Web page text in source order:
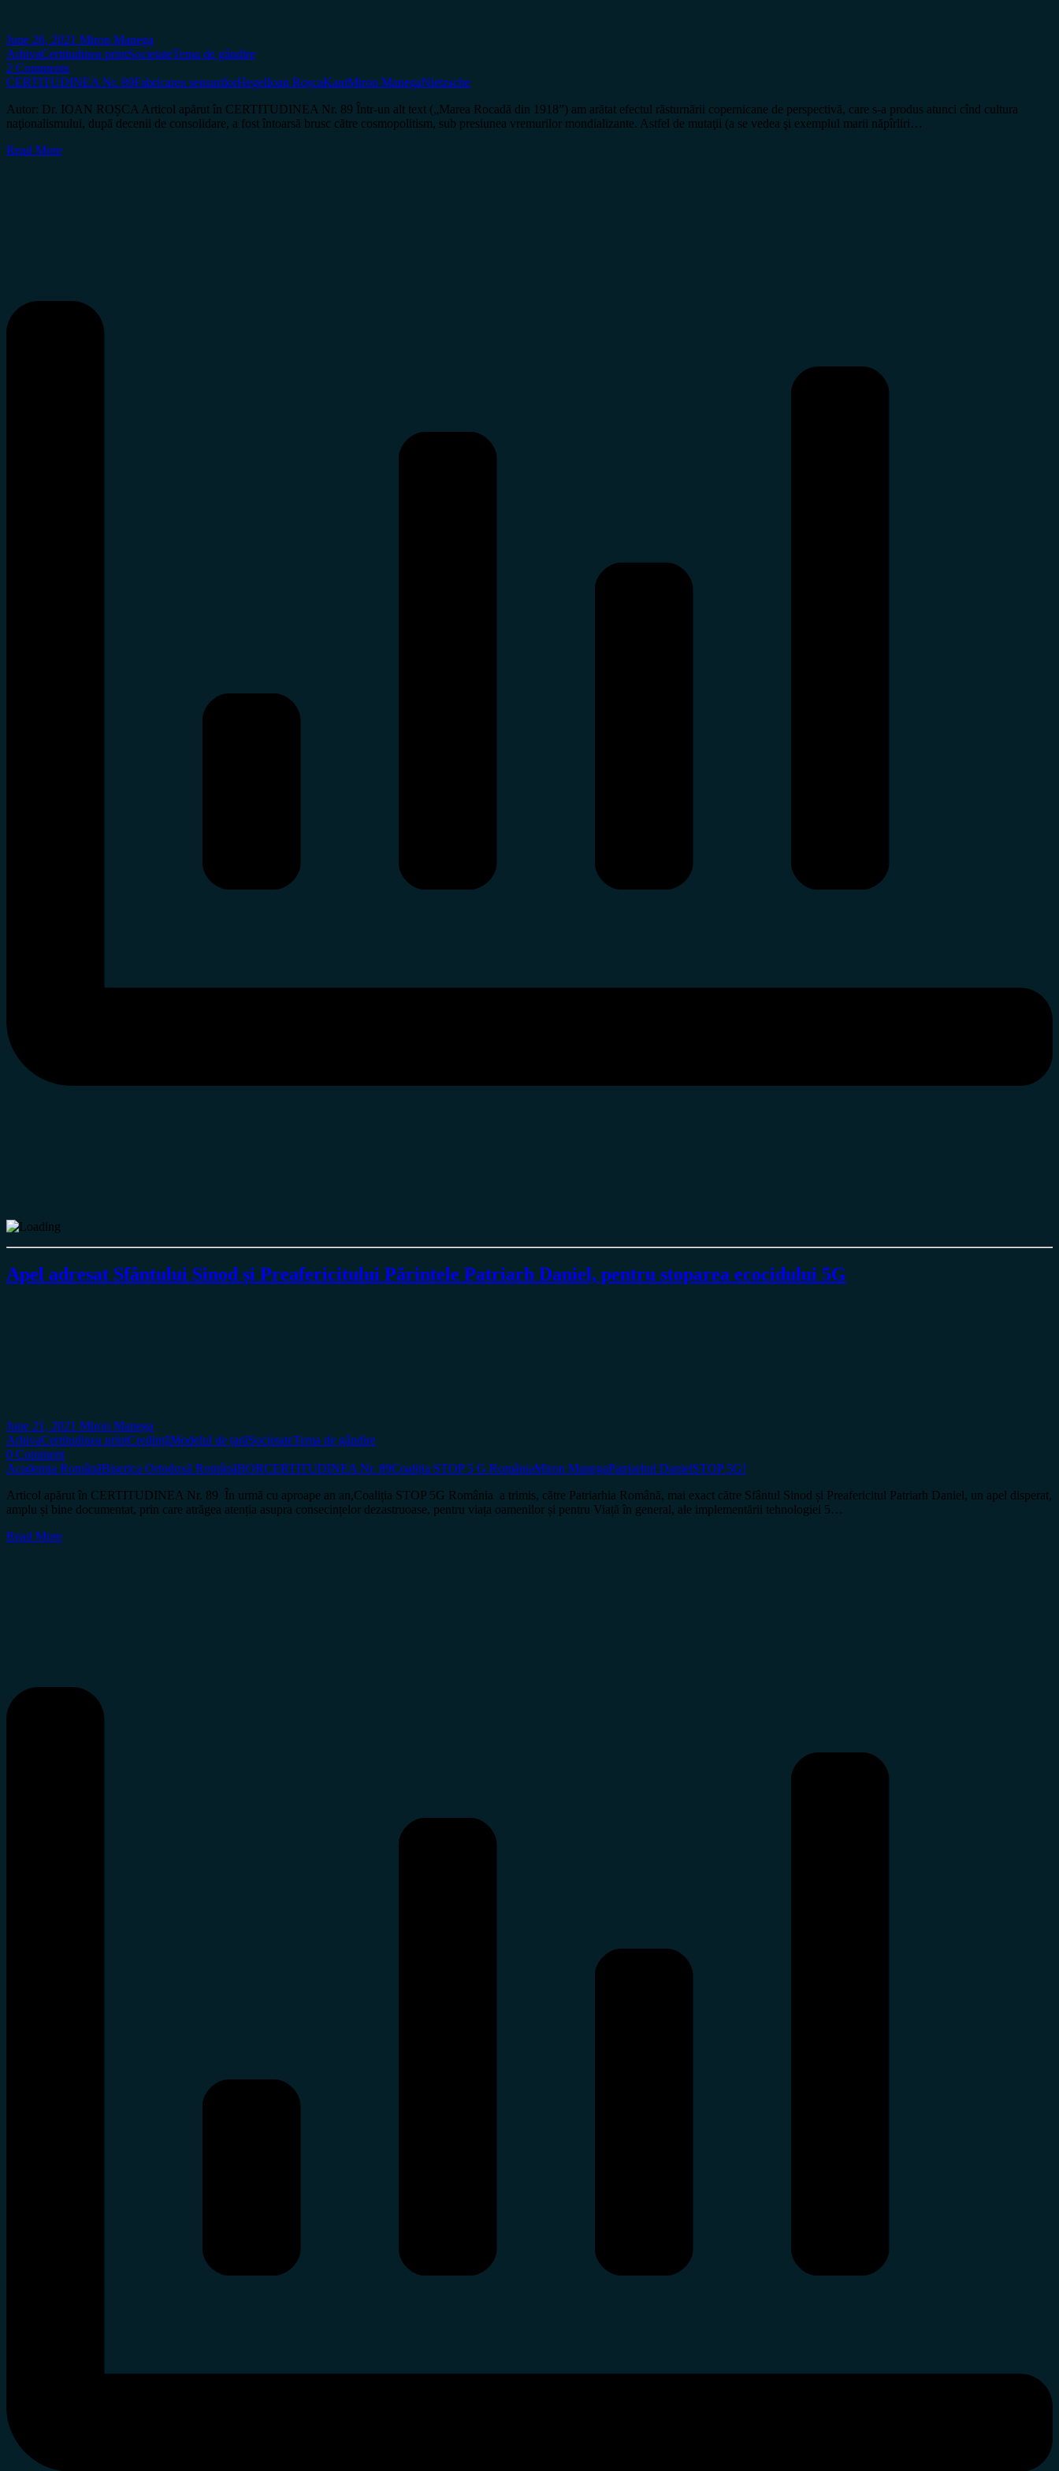
June 26, 2021 Miron Manega
ArhivaCertitudinea printSocietateTema de gândire
2 Comments
CERTITUDINEA Nr. 89Fabricarea sensurilorHegelIoan RoșcaKantMiron ManegaNietzsche
Autor: Dr. IOAN ROȘCA Articol apărut în CERTITUDINEA Nr. 89 Într-un alt text („Marea Rocadă din 1918”) am arătat efectul răsturnării copernicane de perspectivă, care s-a produs atunci cînd cultura
naţionalismului, după decenii de consolidare, a fost întoarsă brusc către cosmopolitism, sub presiunea vremurilor mondializante. Astfel de mutaţii (a se vedea şi exemplul marii năpîrliri…
Read More
Apel adresat Sfântului Sinod și Preafericitului Părintele Patriarh Daniel, pentru stoparea ecocidului 5G
June 21, 2021 Miron Manega
ArhivaCertitudinea printCredințăModelul de țarăSocietateTema de gândire
0 Comment
Academia RomânăBiserica Ortodoxă RomânăBORCERTITUDINEA Nr. 89Coaliția STOP 5 G RomâniaMiron ManegaPatriarhul DanielSTOP 5G!
Articol apărut în CERTITUDINEA Nr. 89 În urmă cu aproape an an,Coaliția STOP 5G România a trimis, către Patriarhia Română, mai exact către Sfântul Sinod și Preafericitul Patriarh Daniel, un apel disperat,
amplu și bine documentat, prin care atrăgea atenția asupra consecințelor dezastruoase, pentru viața oamenilor și pentru Viață în general, ale implementării tehnologiei 5…
Read More